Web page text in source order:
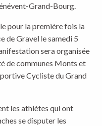
Grand-Bourg.
pour la première fois la
de Gravel le samedi 5
sera organisée
de communes Monts et
Cycliste du Grand
les athlètes qui ont
se disputer les